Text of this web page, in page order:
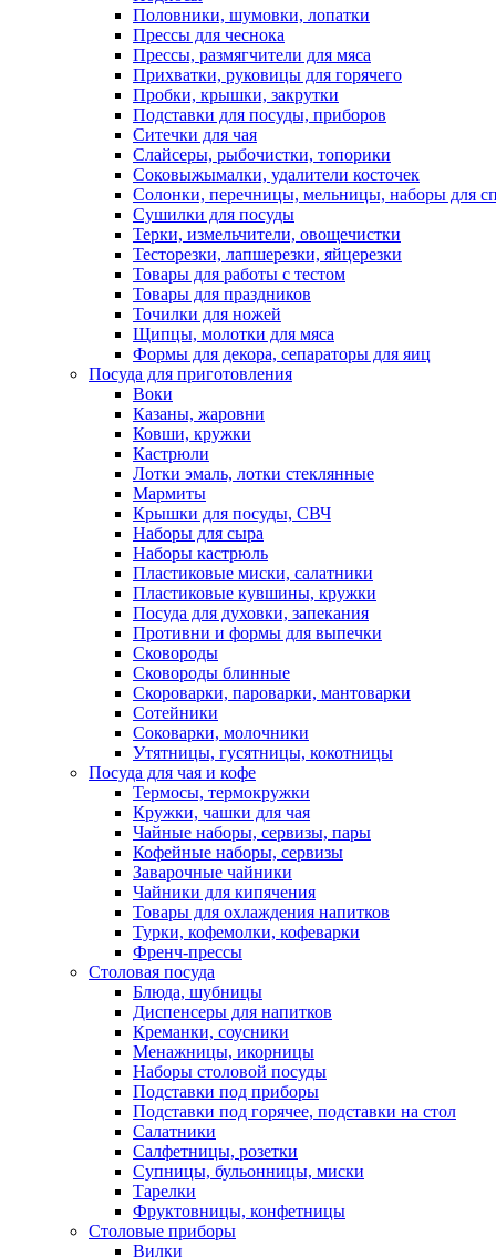
Половники, шумовки, лопатки
Прессы для чеснока
Прессы, размягчители для мяса
Прихватки, руковицы для горячего
Пробки, крышки, закрутки
Подставки для посуды, приборов
Ситечки для чая
Слайсеры, рыбочистки, топорики
Соковыжымалки, удалители косточек
Солонки, перечницы, мельницы, наборы для
Сушилки для посуды
Терки, измельчители, овощечистки
Тесторезки, лапшерезки, яйцерезки
Товары для работы с тестом
Товары для праздников
Точилки для ножей
Щипцы, молотки для мяса
Формы для декора, сепараторы для яиц
Посуда для приготовления
Воки
Казаны, жаровни
Ковши, кружки
Кастрюли
Лотки эмаль, лотки стеклянные
Мармиты
Крышки для посуды, СВЧ
Наборы для сыра
Наборы кастрюль
Пластиковые миски, салатники
Пластиковые кувшины, кружки
Посуда для духовки, запекания
Противни и формы для выпечки
Сковороды
Сковороды блинные
Скороварки, пароварки, мантоварки
Сотейники
Соковарки, молочники
Утятницы, гусятницы, кокотницы
Посуда для чая и кофе
Термосы, термокружки
Кружки, чашки для чая
Чайные наборы, сервизы, пары
Кофейные наборы, сервизы
Заварочные чайники
Чайники для кипячения
Товары для охлаждения напитков
Турки, кофемолки, кофеварки
Френч-прессы
Столовая посуда
Блюда, шубницы
Диспенсеры для напитков
Креманки, соусники
Менажницы, икорницы
Наборы столовой посуды
Подставки под приборы
Подставки под горячее, подставки на стол
Салатники
Салфетницы, розетки
Супницы, бульонницы, миски
Тарелки
Фруктовницы, конфетницы
Столовые приборы
Вилки